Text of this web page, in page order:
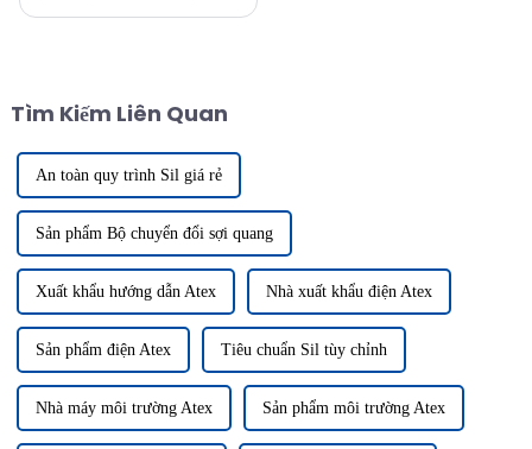
Tìm Kiếm Liên Quan
An toàn quy trình Sil giá rẻ
Sản phẩm Bộ chuyển đổi sợi quang
Xuất khẩu hướng dẫn Atex Nhà xuất khẩu điện Atex
Sản phẩm điện Atex Tiêu chuẩn Sil tùy chỉnh
Nhà máy môi trường Atex Sản phẩm môi trường Atex